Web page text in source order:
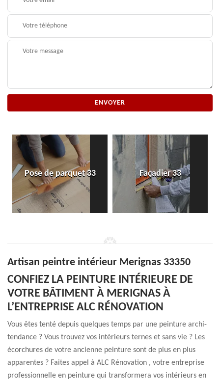
Pose de parquet 33 Façadier 33
Artisan peintre intérieur Merignas 33350
CONFIEZ LA PEINTURE INTÉRIEURE DE
VOTRE BÂTIMENT À MERIGNAS À
L’ENTREPRISE ALC RÉNOVATION
Vous êtes tenté depuis quelques temps par une peinture archi-
tendance ? Vous trouvez vos intérieurs ternes et sans vie ? Les
écorchures de votre ancienne peinture sont de plus en plus
apparentes ? Faites appel à ALC Rénovation , votre entreprise
professionnelle en peinture qui transformera vos intérieurs en